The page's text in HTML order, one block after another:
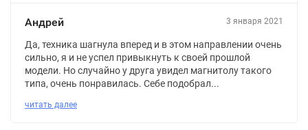
Андрей 3 января 2021
Да, техника шагнула вперед и в этом направлении очень
сильно, я и не успел привыкнуть к своей прошлой
модели. Но случайно у друга увидел магнитолу такого
типа, очень понравилась. Себе подобрал...
читать далее